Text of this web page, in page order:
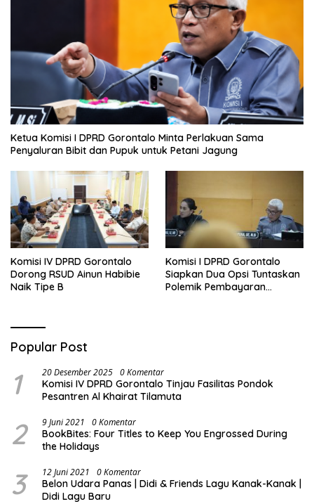
Ketua Komisi I DPRD Gorontalo Minta Perlakuan Sama
Penyaluran Bibit dan Pupuk untuk Petani Jagung
Komisi IV DPRD Gorontalo
Dorong RSUD Ainun Habibie
Naik Tipe B
Komisi I DPRD Gorontalo
Siapkan Dua Opsi Tuntaskan
Polemik Pembayaran
Popular Post
1 20 Desember 2025 0 Komentar
Komisi IV DPRD Gorontalo Tinjau Fasilitas Pondok
Pesantren Al Khairat Tilamuta
2 9 Juni 2021 0 Komentar
BookBites: Four Titles to Keep You Engrossed During
the Holidays
3 12 Juni 2021 0 Komentar
Belon Udara Panas | Didi & Friends Lagu Kanak-Kanak |
Didi Lagu Baru